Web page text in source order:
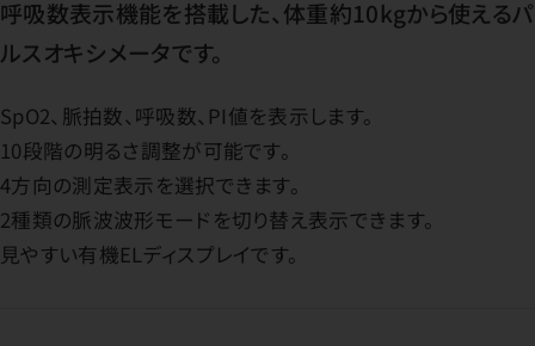
呼吸数表示機能を搭載した、体重約10kgから使えるパ
ルスオキシメータです。
SpO2、脈拍数、呼吸数、PI値を表示します。
10段階の明るさ調整が可能です。
4方向の測定表示を選択できます。
2種類の脈波波形モードを切り替え表示できます。
見やすい有機ELディスプレイです。